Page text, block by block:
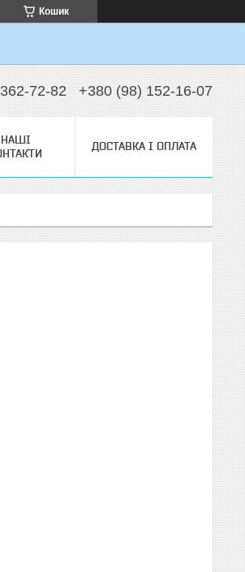
Кошик
72-82 +380 (98) 152-16-07
НАШІ
ДОСТАВКА І ОПЛАТА